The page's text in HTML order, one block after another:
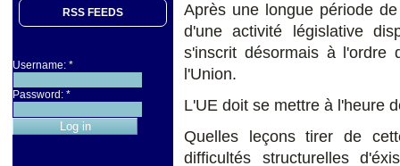
RSS FEEDS
Username: *
Password: *
Après une longue période
d'une activité législative
s'inscrit désormais à l'ordre
l'Union.
L'UE doit se mettre à l'heure
Quelles leçons tirer de
difficultés structurelles